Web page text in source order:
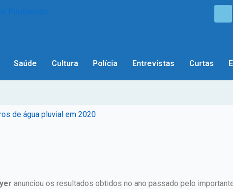
Saúde Cultura Polícia Entrevistas Curtas
de água pluvial em 2020
anunciou os resultados obtidos no ano passado pelo